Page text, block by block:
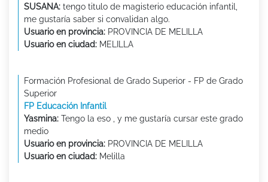
SUSANA: tengo titulo de magisterio educación infantil,
me gustaría saber si convalidan algo.
Usuario en provincia: PROVINCIA DE MELILLA
Usuario en ciudad: MELILLA
Formación Profesional de Grado Superior - FP de Grado
Superior
FP Educación Infantil
Yasmina: Tengo la eso , y me gustaría cursar este grado
medio
Usuario en provincia: PROVINCIA DE MELILLA
Usuario en ciudad: Melilla